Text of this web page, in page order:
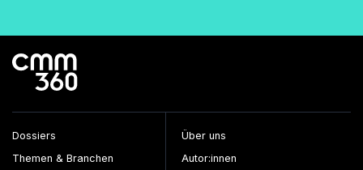
Dossiers
Themen & Branchen
Über uns
Autor:innen